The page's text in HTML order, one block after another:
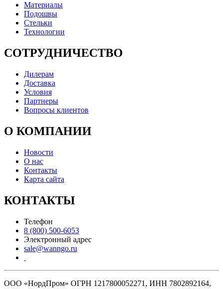
Материалы
Подошвы
Стельки
Технологии
СОТРУДНИЧЕСТВО
Дилерам
Доставка
Условия
Партнеры
Вопросы клиентов
О КОМПАНИИ
Новости
О нас
Контакты
Карта сайта
КОНТАКТЫ
Телефон
8 (800) 500-6053
Электронный адрес
sale@wanngo.ru
ООО «НордПром» ОГРН 1217800052271, ИНН 7802892164,